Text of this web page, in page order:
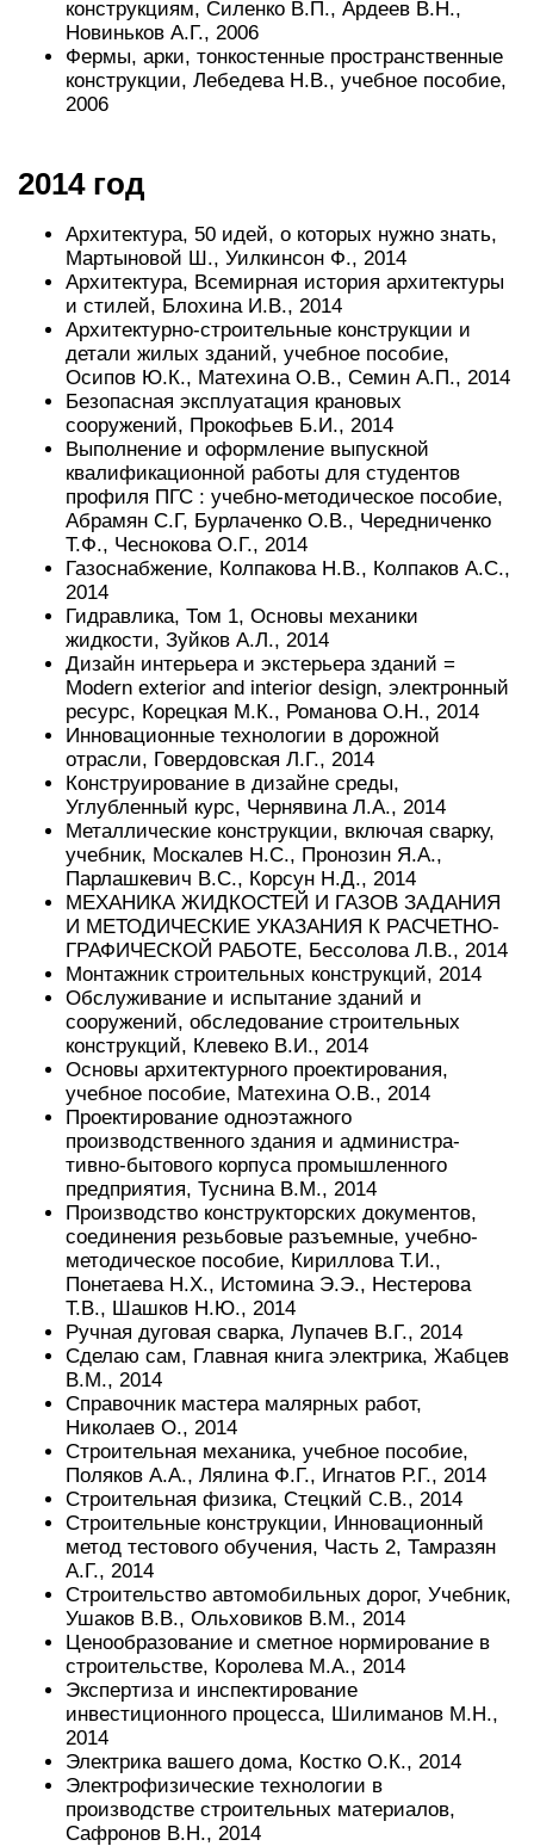
конструкциям, Силенко В.П., Ардеев В.Н.,
Новиньков А.Г., 2006
Фермы, арки, тонкостенные пространственные
конструкции, Лебедева Н.В., учебное пособие,
2006
2014 год
Архитектура, 50 идей, о которых нужно знать,
Мартыновой Ш., Уилкинсон Ф., 2014
Архитектура, Всемирная история архитектуры
и стилей, Блохина И.В., 2014
Архитектурно-строительные конструкции и
детали жилых зданий, учебное пособие,
Осипов Ю.К., Матехина О.В., Семин А.П., 2014
Безопасная эксплуатация крановых
сооружений, Прокофьев Б.И., 2014
Выполнение и оформление выпускной
квалификационной работы для студентов
профиля ПГС : учебно-методическое пособие,
Абрамян С.Г, Бурлаченко О.В., Чередниченко
Т.Ф., Чеснокова О.Г., 2014
Газоснабжение, Колпакова Н.В., Колпаков А.С.,
2014
Гидравлика, Том 1, Основы механики
жидкости, Зуйков А.Л., 2014
Дизайн интерьера и экстерьера зданий =
Modern exterior and interior design, электронный
ресурс, Корецкая М.К., Романова О.Н., 2014
Инновационные технологии в дорожной
отрасли, Говердовская Л.Г., 2014
Конструирование в дизайне среды,
Углубленный курс, Чернявина Л.А., 2014
Металлические конструкции, включая сварку,
учебник, Москалев Н.С., Пронозин Я.А.,
Парлашкевич B.C., Корсун Н.Д., 2014
МЕХАНИКА ЖИДКОСТЕЙ И ГАЗОВ ЗАДАНИЯ
И МЕТОДИЧЕСКИЕ УКАЗАНИЯ К РАСЧЕТНО-
ГРАФИЧЕСКОЙ РАБОТЕ, Бессолова Л.В., 2014
Монтажник строительных конструкций, 2014
Обслуживание и испытание зданий и
сооружений, обследование строительных
конструкций, Клевеко В.И., 2014
Основы архитектурного проектирования,
учебное пособие, Матехина О.В., 2014
Проектирование одноэтажного
производственного здания и администра-
тивно-бытового корпуса промышленного
предприятия, Туснина В.М., 2014
Производство конструкторских документов,
соединения резьбовые разъемные, учебно-
методическое пособие, Кириллова Т.И.,
Понетаева Н.Х., Истомина Э.Э., Нестерова
Т.В., Шашков Н.Ю., 2014
Ручная дуговая сварка, Лупачев В.Г., 2014
Сделаю сам, Главная книга электрика, Жабцев
В.М., 2014
Справочник мастера малярных работ,
Николаев О., 2014
Строительная механика, учебное пособие,
Поляков А.А., Лялина Ф.Г., Игнатов Р.Г., 2014
Строительная физика, Стецкий С.В., 2014
Строительные конструкции, Инновационный
метод тестового обучения, Часть 2, Тамразян
А.Г., 2014
Строительство автомобильных дорог, Учебник,
Ушаков В.В., Ольховиков В.М., 2014
Ценообразование и сметное нормирование в
строительстве, Королева М.А., 2014
Экспертиза и инспектирование
инвестиционного процесса, Шилиманов М.Н.,
2014
Электрика вашего дома, Костко О.К., 2014
Электрофизические технологии в
производстве строительных материалов,
Сафронов В.Н., 2014